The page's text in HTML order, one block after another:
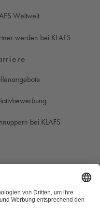
Weltweit
werden bei KLAFS
bei KLAFS
Facebook